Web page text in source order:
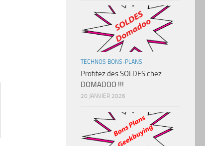
TECHNOS BONS-PLANS
Profitez des SOLDES chez
DOMADOO !!!
20 JANVIER 2026